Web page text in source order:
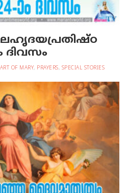
ദിവസം
OF MARY, PRAYERS, SPECIAL STORIES